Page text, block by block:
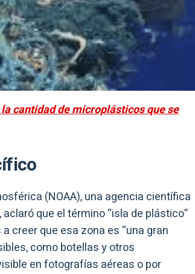
cantidad de microplásticos que se
(NOAA), una agencia científica
que el término “isla de plástico”
creer que esa zona es “una gran
como botellas y otros
en fotografías aéreas o por